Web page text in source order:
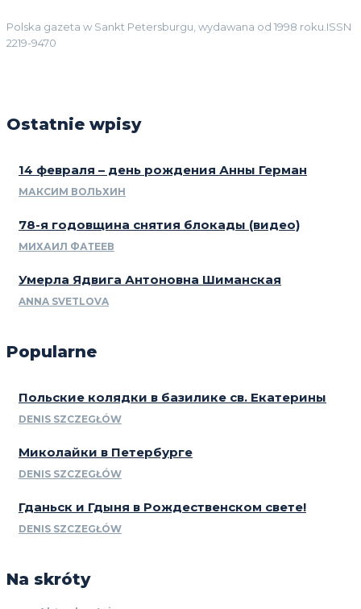
Polska gazeta w Sankt Petersburgu, wydawana od 1998 roku.ISSN
2219-9470
Ostatnie wpisy
14 февраля – день рождения Анны Герман
МАКСИМ ВОЛЬХИН
78-я годовщина снятия блокады (видео)
МИХАИЛ ФАТЕЕВ
Умерла Ядвига Антоновна Шиманская
ANNA SVETLOVA
Popularne
Польские колядки в базилике св. Екатерины
DENIS SZCZEGŁÓW
Миколайки в Петербурге
DENIS SZCZEGŁÓW
Гданьск и Гдыня в Рождественском свете!
DENIS SZCZEGŁÓW
Na skróty